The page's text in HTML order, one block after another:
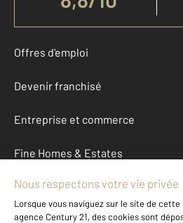
Offres d'emploi
Devenir franchisé
Entreprise et commerce
Fine Homes & Estates
À propos
International